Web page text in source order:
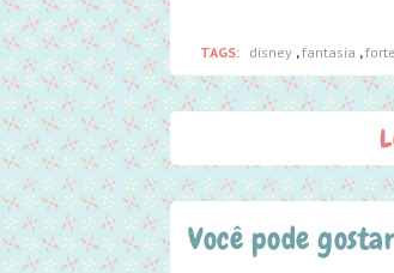
TAGS: disney ,fantasia ,forte
Você pode